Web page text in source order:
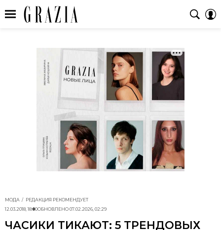
МОДА
РЕДАКЦИЯ РЕКОМЕНДУЕТ
12.03.2018, 18:00ОБНОВЛЕНО07.02.2026, 02:29
ЧАСИКИ ТИКАЮТ: 5 ТРЕНДОВЫХ